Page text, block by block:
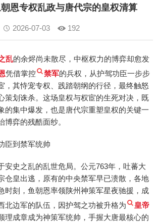
恩专权乱政与唐代宗的皇权清算
2026-07-03 192
乱的余烬尚未散尽，中枢权力的博弈却愈发
凭借掌控 禁军的兵权，从护驾功臣一步步
，其恃宠专权、践踏朝纲的行径，最终触怒
策划诛杀。这场皇权与权宦的生死对决，既
的集中爆发，也是唐代宗重塑皇权的关键一
博弈的残酷面纱。
臣到禁军统帅
安史之乱的乱世危局。公元763年，吐蕃大
仓皇出逃，原有的中央禁军早已溃散，各地
时刻，鱼朝恩率领陕州神策军星夜驰援，成
北边军的队伍，因护驾之功被升格为
皇帝
理成章成为神策军统帅，手握大唐最核心的